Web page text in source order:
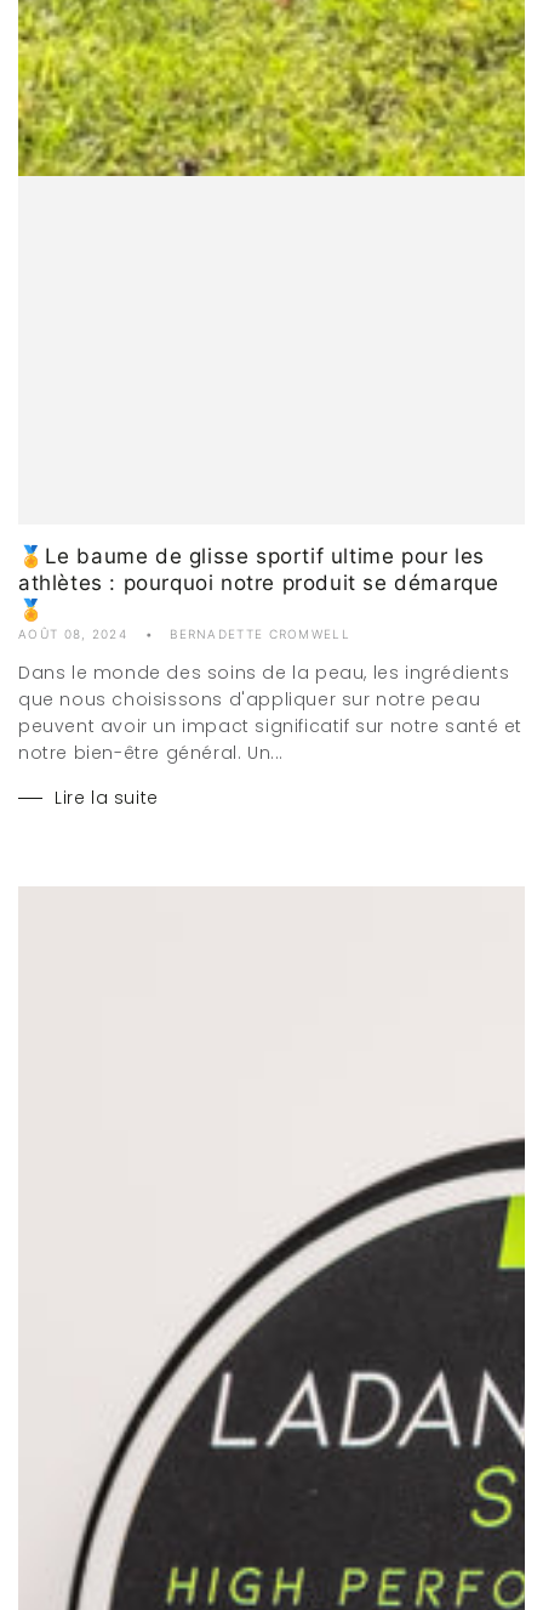
🏅Le baume de glisse sportif ultime pour les
athlètes : pourquoi notre produit se démarque
🏅
AOÛT 08, 2024 BERNADETTE CROMWELL
Dans le monde des soins de la peau, les ingrédients
que nous choisissons d'appliquer sur notre peau
peuvent avoir un impact significatif sur notre santé et
notre bien-être général. Un...
Lire la suite